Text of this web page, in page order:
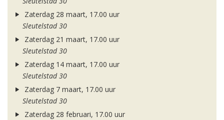
Zaterdag 28 maart, 17.00 uur
Sleutelstad 30
Zaterdag 21 maart, 17.00 uur
Sleutelstad 30
Zaterdag 14 maart, 17.00 uur
Sleutelstad 30
Zaterdag 7 maart, 17.00 uur
Sleutelstad 30
Zaterdag 28 februari, 17.00 uur